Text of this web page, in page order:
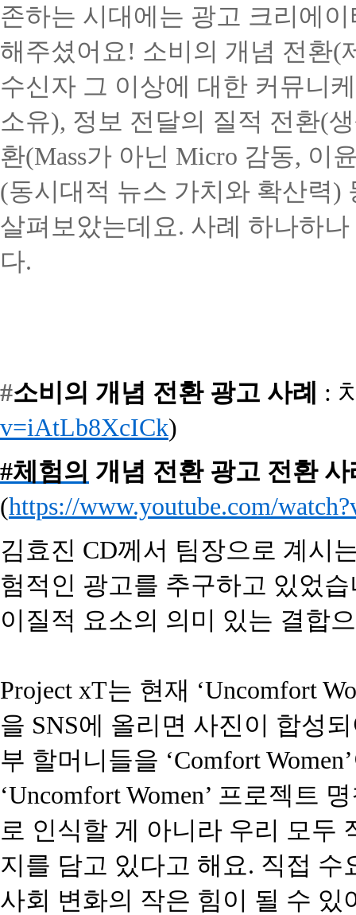
존하는 시대에는 광고 크리에
해주셨어요 ! 소비의 개념 전환(
수신자 그 이상에 대한 커뮤니
소유), 정보 전달의 질적 전환(
환(Mass가 아닌 Micro 감동, 이
(동시대적 뉴스 가치와 확산력)
살펴보았는데요. 사례 하나하
다.
#소비의 개념 전환 광고 사례 :
v=iAtLb8XcICk)
#체험의 개념 전환 광고 전환
(https://www.youtube.com/
김효진 CD께서 팀장으로 계시
험적인 광고를 추구하고 있었
이질적 요소의 의미 있는 결합
Project xT는 현재 ‘Uncomfort
을 SNS에 올리면 사진이 합성
부 할머니들을 ‘Comfort Women’
‘Uncomfort Women’ 프로젝트
로 인식할 게 아니라 우리 모두
지를 담고 있다고 해요. 직접 수
사회 변화의 작은 힘이 될 수